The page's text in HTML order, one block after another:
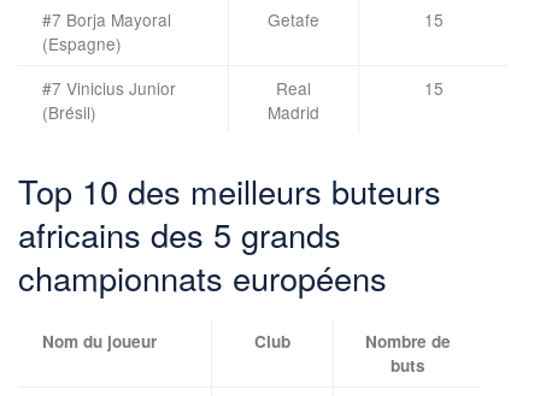
#7 Borja Mayoral
(Espagne)
Getafe 15
#7 Vinicius Junior
(Brésil)
Real
Madrid
15
Top 10 des meilleurs buteurs
africains des 5 grands
championnats européens
Nom du joueur Club
Nombre de
buts